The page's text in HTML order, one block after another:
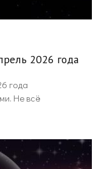
2026 года
года
Не всё